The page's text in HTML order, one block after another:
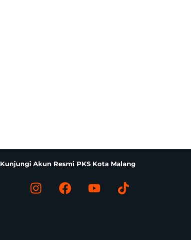
Kunjungi Akun Resmi PKS Kota Malang